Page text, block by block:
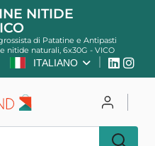
NITIDE
di Patatine e Antipasti
nitide naturali, 6x30G - VICO
ITALIANO
Per accedere